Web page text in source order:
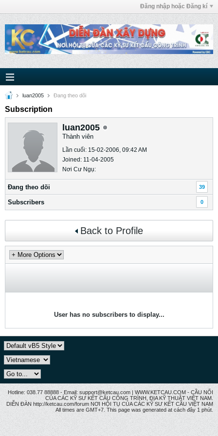
Đăng nhập hoặc Đăng kí
luan2005 Ðang theo dõi
Subscription
luan2005
Thành viên
Lần cuối: 15-02-2006, 09:42 AM
Joined: 11-04-2005
Nơi Cư Ngụ:
Ðang theo dõi 39
Subscribers 0
Back to Profile
User has no subscribers to display...
Hotline: 038.77 88888 - Email: support@ketcau.com | WWW.KETCAU.COM - CẦU NỐI
CỦA CÁC KỸ SƯ KẾT CẤU CÔNG TRÌNH, ĐỊA KỸ THUẬT VIỆT NAM.
DIỄN ĐÀN http://ketcau.com/forum NƠI HỘI TỤ CỦA CÁC KỸ SƯ KẾT CÂU VIỆT NAM
All times are GMT+7. This page was generated at cách đây 1 phút.